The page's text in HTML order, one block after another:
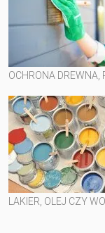
OCHRONA DREWNA,
LAKIER, OLEJ CZY